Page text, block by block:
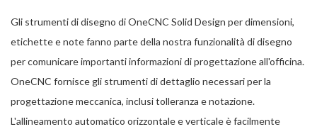
Gli strumenti di disegno di OneCNC Solid Design per dimensioni,
etichette e note fanno parte della nostra funzionalità di disegno
per comunicare importanti informazioni di progettazione all'officina.
OneCNC fornisce gli strumenti di dettaglio necessari per la
progettazione meccanica, inclusi tolleranza e notazione.
L'allineamento automatico orizzontale e verticale è facilmente